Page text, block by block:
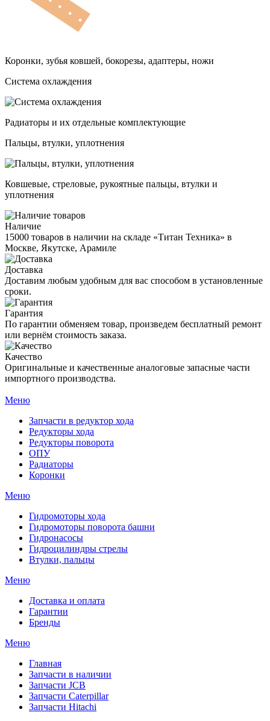
Коронки, зубья ковшей, бокорезы, адаптеры, ножи
Система охлаждения
Радиаторы и их отдельные комплектующие
Пальцы, втулки, уплотнения
Ковшевые, стреловые, рукоятные пальцы, втулки и
уплотнения
Наличие
15000 товаров в наличии на складе «Титан Техника» в
Москве, Якутске, Арамиле
Доставка
Доставим любым удобным для вас способом в установленные
сроки.
Гарантия
По гарантии обменяем товар, произведем бесплатный ремонт
или вернём стоимость заказа.
Качество
Оригинальные и качественные аналоговые запасные части
импортного производства.
Меню
Запчасти в редуктор хода
Редукторы хода
Редукторы поворота
ОПУ
Радиаторы
Коронки
Меню
Гидромоторы хода
Гидромоторы поворота башни
Гидронасосы
Гидроцилиндры стрелы
Втулки, пальцы
Меню
Доставка и оплата
Гарантии
Бренды
Меню
Главная
Запчасти в наличии
Запчасти JCB
Запчасти Caterpillar
Запчасти Hitachi